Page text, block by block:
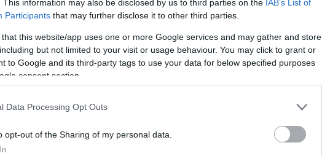
This information may also be disclosed by us to third parties on the IAB’s List of
Participants that may further disclose it to other third parties.
that this website/app uses one or more Google services and may gather and store
but not limited to your visit or usage behaviour. You may click to grant or
to Google and its third-party tags to use your data for below specified purposes
consent section.
Data Processing Opt Outs
opt-out of the Sharing of my personal data.
για το 21-8. Το σετ τελείωσε με χαμένο σερβίς του
του ξεκίνησε εκ νέου καλά και στο δεύτερο σετ κάνοντας
χέρι έως το 12-8… Η Κηφισιά με ένα μικρό σερί
μαζί έως το 17-17. Το μπλοκ του Πετρέα και ο Κουμεντάκης
η Κηφισιά αντέδρασε ισοφαρίζοντας εκ νέου σε 21-21 για